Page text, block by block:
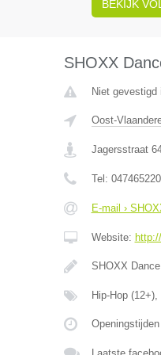
BEKIJK
SHOXX
Niet
Oost-
Jagersstraat
Tel:
E-mail ›
Website:
SHOXX
Hip-Hop
Openingstijden